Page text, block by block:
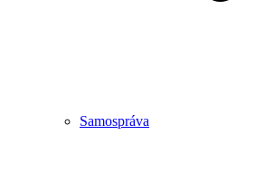
Samospráva